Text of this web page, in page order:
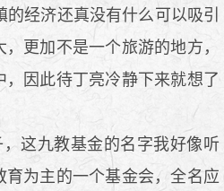
经济还真没有什么可以吸引
更加不是一个旅游的地方，
因此待丁亮冷静下来就想了
这九教基金的名字我好像听
为主的一个基金会，全名应